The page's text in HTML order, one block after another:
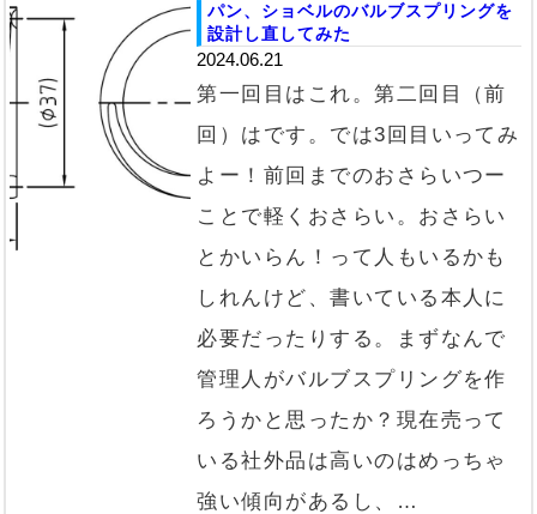
パン、ショベルのバルブスプリングを
設計し直してみた
2024.06.21
第一回目はこれ。第二回目（前
回）はです。では3回目いってみ
よー！前回までのおさらいつー
ことで軽くおさらい。おさらい
とかいらん！って人もいるかも
しれんけど、書いている本人に
必要だったりする。まずなんで
管理人がバルブスプリングを作
ろうかと思ったか？現在売って
いる社外品は高いのはめっちゃ
強い傾向があるし、…